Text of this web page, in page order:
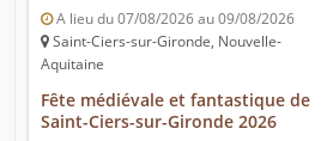
A lieu du 07/08/2026 au 09/08/2026
Saint-Ciers-sur-Gironde, Nouvelle-
Aquitaine
Fête médiévale et fantastique de
Saint-Ciers-sur-Gironde 2026